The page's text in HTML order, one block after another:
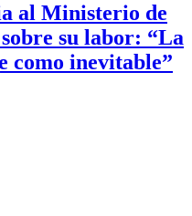
al Ministerio de
su labor: “La
como inevitable”